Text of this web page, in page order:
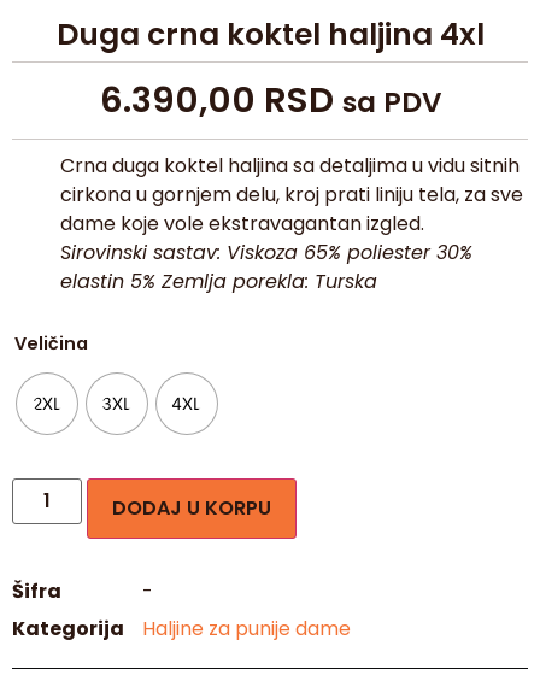
Duga crna koktel haljina 4xl
6.390,00 RSD sa PDV
Crna duga koktel haljina sa detaljima u vidu sitnih
cirkona u gornjem delu, kroj prati liniju tela, za sve
dame koje vole ekstravagantan izgled.
Sirovinski sastav: Viskoza 65% poliester 30%
elastin 5% Zemlja porekla: Turska
Veličina
2XL 3XL 4XL
DODAJ U KORPU
Šifra
-
Kategorija
Haljine za punije dame